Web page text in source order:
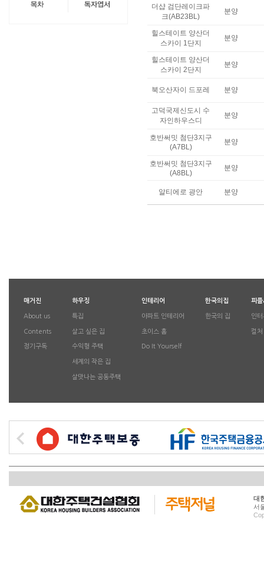
더샵 검단레이크파
크(AB23BL)
분양
힐스테이트 양산더
스카이 1단지
분양
힐스테이트 양산더
스카이 2단지
분양
북오산자이 드포레 분양
고덕국제신도시 수
자인하우스디
분양
호반써밋 첨단3지구
(A7BL)
분양
호반써밋 첨단3지구
(A8BL)
분양
알티에로 광안 분양
매거진
About us
Contents
정기구독
하우징
특집
살고 싶은 집
수익형 주택
세계의 작은 집
살맛나는 공동주택
인테리어
아파트 인테리어
초이스 홈
Do It Yourself
한국의집
한국의 집
피
인터
컬처
대
서